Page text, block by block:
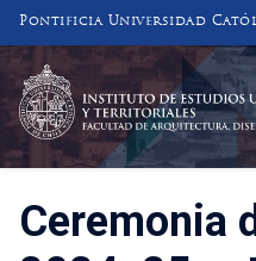
Pontificia Universidad
INSTITUTO DE
Y TERRITORIALES
FACULTAD DE
Ceremonia